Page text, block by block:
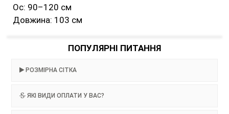
Ос: 90–120 см
Довжина: 103 см
ПОПУЛЯРНІ ПИТАННЯ
РОЗМІРНА СІТКА
ЯКІ ВИДИ ОПЛАТИ У ВАС?